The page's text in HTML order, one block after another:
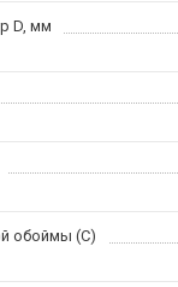
D, мм
обоймы (C)